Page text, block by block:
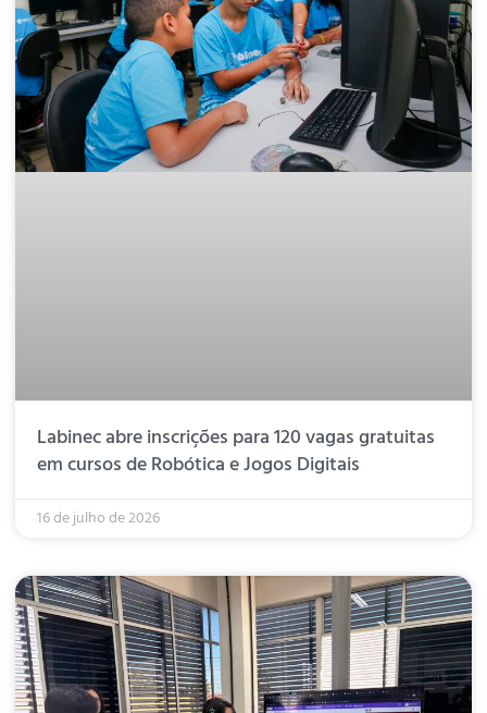
Labinec abre inscrições para 120 vagas gratuitas
em cursos de Robótica e Jogos Digitais
16 de julho de 2026